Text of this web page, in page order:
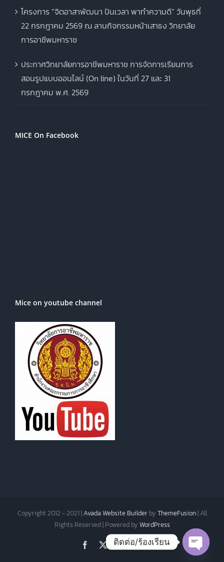
โครงการ “จิตอาสาพัฒนา ปันเวลา พาทำความดี” วันพุธที่
22 กรกฎาคม 2569 ณ ลานกิจกรรมหน้าเสาธง วิทยาลัย
การอาชีพมหาราช
ประกาศวิทยาลัยการอาชีพมหาราช การจัดการเรียนการ
สอนรูปแบบออนไลน์ (On line) ในวันที่ 27 และ 31
กรกฎาคม พ.ศ. 2569
MICE On Facebook
Mice on youtube channel
Copyright 2012 - 2021 |Avada Website Builderby ThemeFusion| All
Rights Reserved | Powered by WordPress
Facebook InstagramPinterest
ติดต่อ/ร้องเรียน